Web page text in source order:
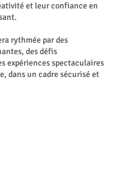
et leur confiance en
rythmée par des
des défis
expériences spectaculaires
dans un cadre sécurisé et